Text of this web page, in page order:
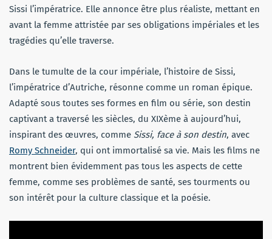
Sissi l’impératrice. Elle annonce être plus réaliste, mettant en
avant la femme attristée par ses obligations impériales et les
tragédies qu’elle traverse.
Dans le tumulte de la cour impériale, l’histoire de Sissi,
l’impératrice d’Autriche, résonne comme un roman épique.
Adapté sous toutes ses formes en film ou série, son destin
captivant a traversé les siècles, du XIXème à aujourd’hui,
inspirant des œuvres, comme Sissi, face à son destin, avec
Romy Schneider, qui ont immortalisé sa vie. Mais les films ne
montrent bien évidemment pas tous les aspects de cette
femme, comme ses problèmes de santé, ses tourments ou
son intérêt pour la culture classique et la poésie.